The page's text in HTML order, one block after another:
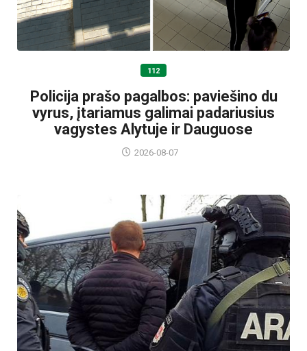
112
Policija prašo pagalbos: paviešino du
vyrus, įtariamus galimai padariusius
vagystes Alytuje ir Dauguose
2026-08-07